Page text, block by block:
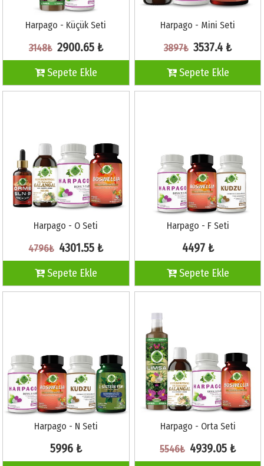
Harpago - Küçük Seti
3148₺ 2900.65 ₺
Sepete Ekle
Harpago - Mini Seti
3897₺ 3537.4 ₺
Sepete Ekle
Harpago - O Seti
4796₺ 4301.55 ₺
Sepete Ekle
Harpago - F Seti
4497 ₺
Sepete Ekle
Harpago - N Seti
5996 ₺
Harpago - Orta Seti
5546₺ 4939.05 ₺